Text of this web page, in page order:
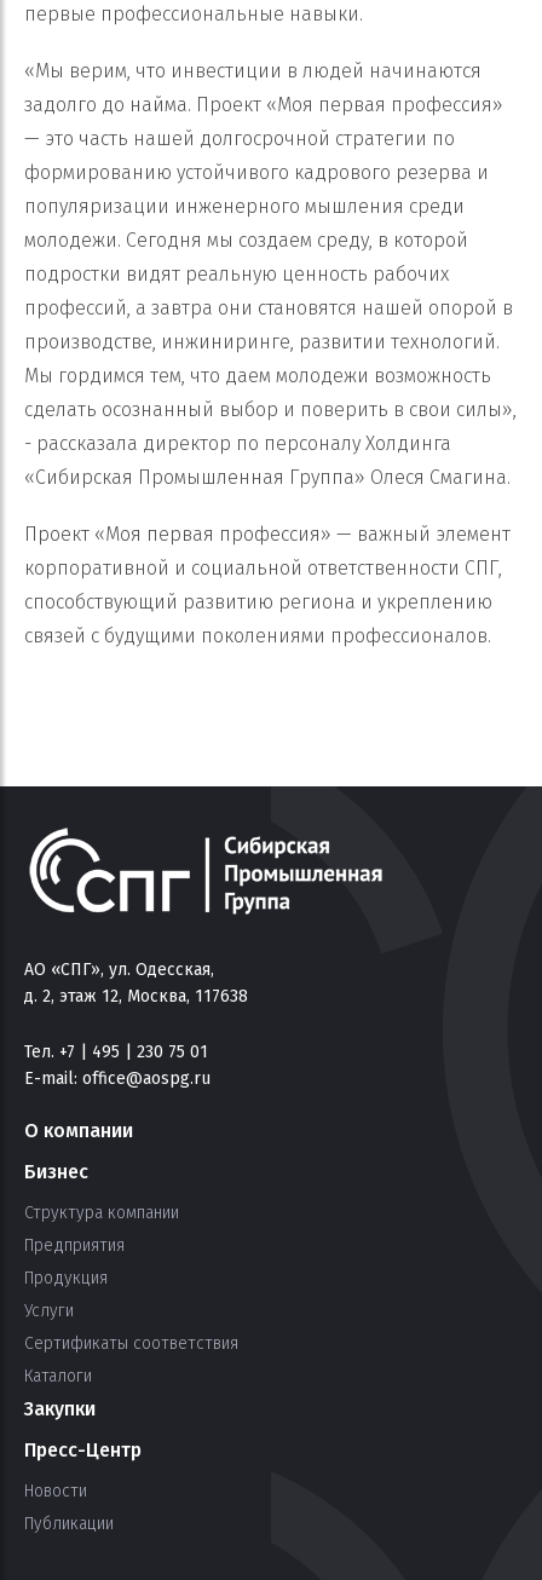
первые профессиональные навыки.
«Мы верим, что инвестиции в людей начинаются
задолго до найма. Проект «Моя первая профессия»
— это часть нашей долгосрочной стратегии по
формированию устойчивого кадрового резерва и
популяризации инженерного мышления среди
молодежи. Сегодня мы создаем среду, в которой
подростки видят реальную ценность рабочих
профессий, а завтра они становятся нашей опорой в
производстве, инжиниринге, развитии технологий.
Мы гордимся тем, что даем молодежи возможность
сделать осознанный выбор и поверить в свои силы»,
- рассказала директор по персоналу Холдинга
«Сибирская Промышленная Группа» Олеся Смагина.
Проект «Моя первая профессия» — важный элемент
корпоративной и социальной ответственности СПГ,
способствующий развитию региона и укреплению
связей с будущими поколениями профессионалов.
АО «СПГ», ул. Одесская,
д. 2, этаж 12, Москва, 117638
Тел. +7 | 495 | 230 75 01
E-mail: office@aospg.ru
О компании
Бизнес
Структура компании
Предприятия
Продукция
Услуги
Сертификаты соответствия
Каталоги
Закупки
Пресс-Центр
Новости
Публикации